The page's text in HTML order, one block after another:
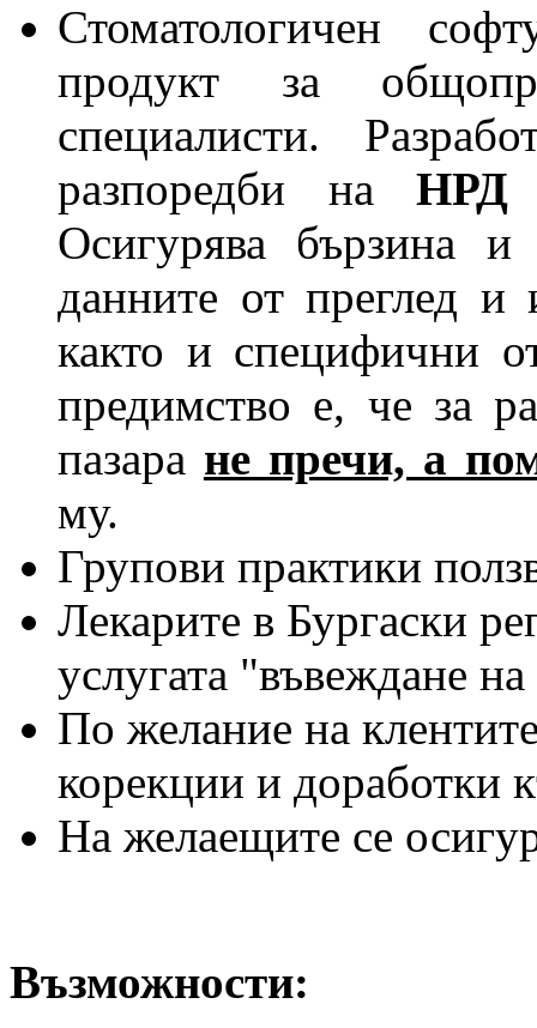
Стоматологичен
продукт за
специалисти.
разпоредби наНРД
Осигурява бързина
данните от преглед
както и специфични
предимство е, че за
пазара не пречи, а
му.
Групови практики
Лекарите в Бургаски
услугата "въвеждане
По желание на
корекции и доработки
На желаещите се
Възможности: